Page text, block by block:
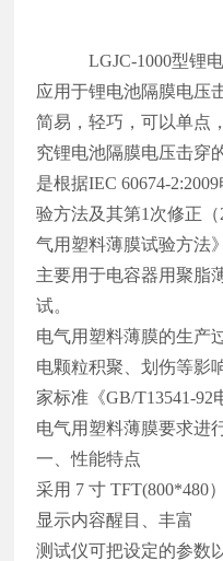
LGJC-1000型锂
应用于锂电池隔膜电压
简易，轻巧，可以单点
究锂电池隔膜电压击穿
是根据IEC 60674-
验方法及其第1次修正（
气用塑料薄膜试验方法
主要用于电容器用聚脂
试。
电气用塑料薄膜的生产
电颗粒积聚、划伤等影
家标准《GB/T13541-92
电气用塑料薄膜要求进
一、性能特点
采用 7 寸 TFT(800*480
显示内容醒目、丰富
测试仪可把设定的参数